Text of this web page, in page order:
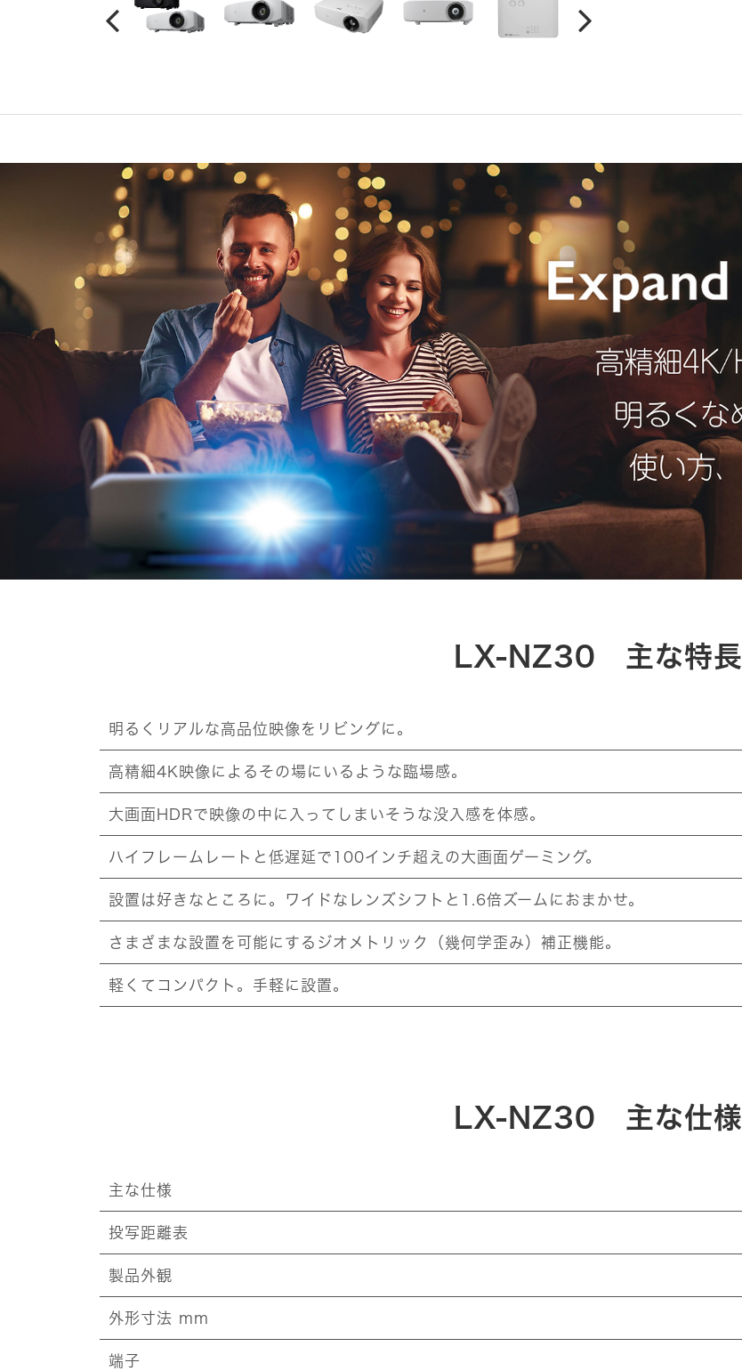
LX-NZ30 主な特長
明るくリアルな高品位映像をリビングに。
高精細4K映像によるその場にいるような臨場感。
大画面HDRで映像の中に入ってしまいそうな没入感を体感。
ハイフレームレートと低遅延で100インチ超えの大画面ゲーミング。
設置は好きなところに。ワイドなレンズシフトと1.6倍ズームにおまかせ。
さまざまな設置を可能にするジオメトリック（幾何学歪み）補正機能。
軽くてコンパクト。手軽に設置。
LX-NZ30 主な仕様
主な仕様
投写距離表
製品外観
外形寸法 mm
端子